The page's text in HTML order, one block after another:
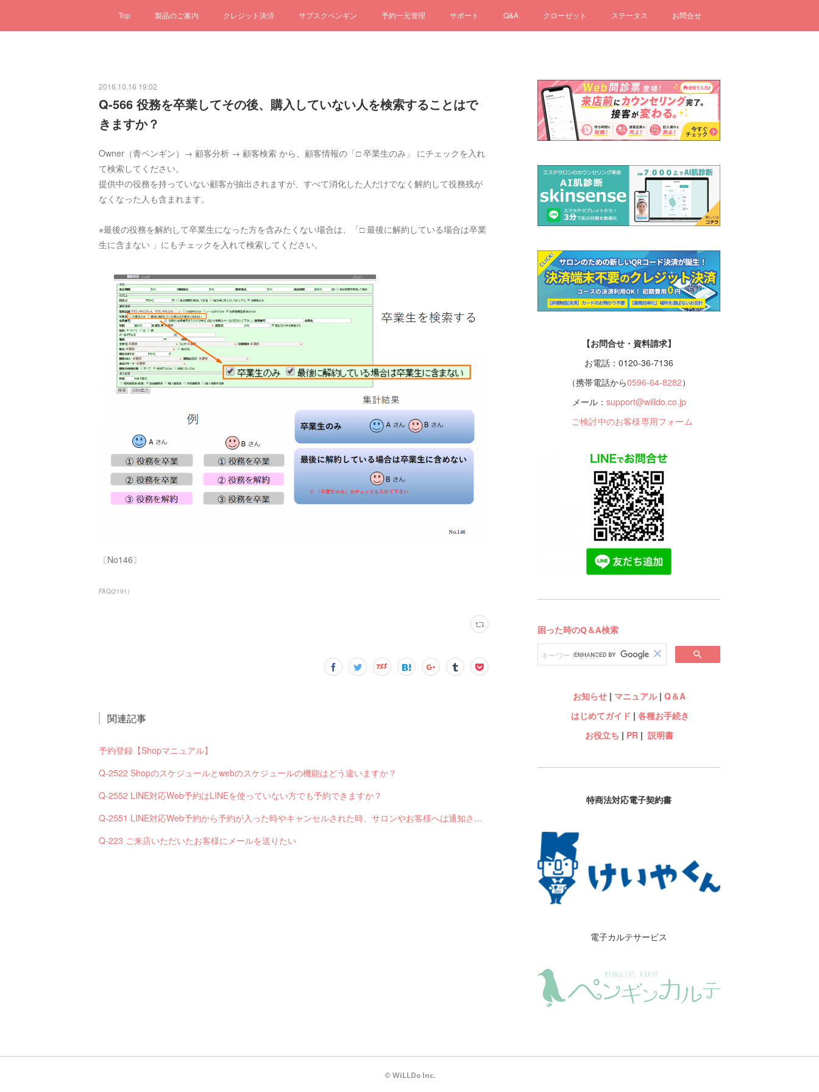
Top 製品のご案内 クレジット決済 サブスクペンギン 予約一元管理 サポート Q&A クローゼット ステータス お問合せ
2016.10.16 19:02
Q-566 役務を卒業してその後、購入していない人を検索することはで
きますか？
Owner（青ペンギン）→ 顧客分析 → 顧客検索 から、顧客情報の「□ 卒業生のみ」 にチェックを入れ
て検索してください。
提供中の役務を持っていない顧客が抽出されますが、すべて消化した人だけでなく解約して役務残が
なくなった人も含まれます。
※最後の役務を解約して卒業生になった方を含みたくない場合は、「□ 最後に解約している場合は卒業
生に含まない 」にもチェックを入れて検索してください。
〔No146〕
FAQ(2191)
関連記事
予約登録【Shopマニュアル】
Q-2522 Shopのスケジュールとwebのスケジュールの機能はどう違いますか？
Q-2552 LINE対応Web予約はLINEを使っていない方でも予約できますか？
Q-2551 LINE対応Web予約から予約が入った時やキャンセルされた時、サロンやお客様へは通知されますか？
Q-223 ご来店いただいたお客様にメールを送りたい
【お問合せ・資料請求】
お電話：0120-36-7136
（携帯電話から0596-64-8282）
メール： support@willdo.co.jp
ご検討中のお客様専用フォーム
お知らせ| マニュアル| Q＆A
はじめてガイド | 各種お手続き
お役立ち | PR| 説明書
特商法対応電子契約書
電子カルテサービス
© WiLLDo Inc.